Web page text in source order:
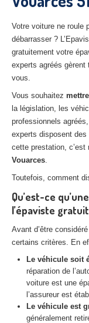
– Aube
02 – Aisne
Tousles
CENTREVHU
Centreagréé
Centre
agréé
Centre
Centreagréé
Centreagréé
Centreagréé
Centreagréé
DOCUMENTSÀ
Votre voiture ne roule
débarrasser ?
gratuitement votre
experts agréés gèrent
vous.
Vous souhaitez
la législation, les
professionnels
experts disposent
cette prestation, c’est
Vouarces.
Toutefois, comment
Qu’est-ce
l’épaviste
Avant d’être
certains critères. En
Le véhicule soit
réparation de
voiture est une
l’assureur est
Le véhicule est
généralement